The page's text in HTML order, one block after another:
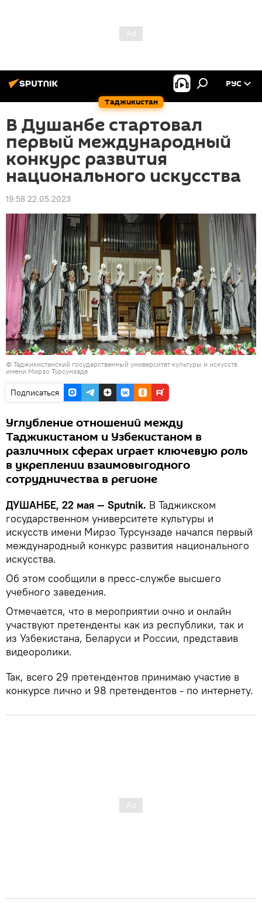
Таджикистан
РУС
В Душанбе стартовал
первый международный
конкурс развития
национального искусства
19:58 22.05.2023
© Таджикистанский государственный университет культуры и искусств
имени Мирзо Турсунзаде
Подписаться
Углубление отношений между
Таджикистаном и Узбекистаном в
различных сферах играет ключевую роль
в укреплении взаимовыгодного
сотрудничества в регионе
ДУШАНБЕ, 22 мая — Sputnik. В Таджикском
государственном университете культуры и
искусств имени Мирзо Турсунзаде начался первый
международный конкурс развития национального
искусства.
Об этом сообщили в пресс-службе высшего
учебного заведения.
Отмечается, что в мероприятии очно и онлайн
участвуют претенденты как из республики, так и
из Узбекистана, Беларуси и России, представив
видеоролики.
Так, всего 29 претендентов принимаю участие в
конкурсе лично и 98 претендентов - по интернету.